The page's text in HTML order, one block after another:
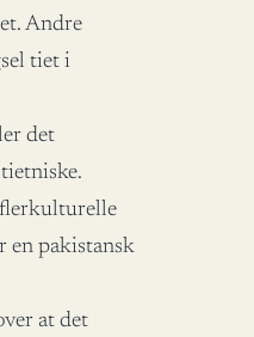
Andre
tiet i
det
en pakistansk
at det